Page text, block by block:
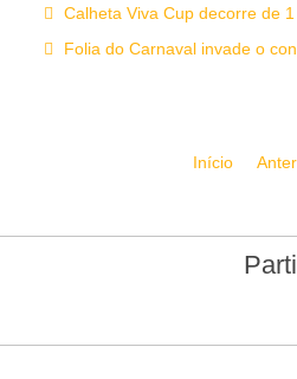
Calheta Viva Cup decorre de
Folia do Carnaval invade o
Início